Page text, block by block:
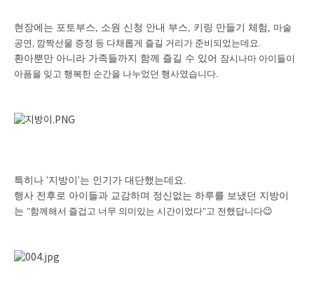
현장에는 포토부스, 소원 신청 안내 부스, 키링 만들기 체험, 마술
공연, 깜짝선물 증정 등 다채롭게 즐길 거리가 준비되었는데요.
환아뿐만 아니라 가족들까지 함께 즐길 수 있어 잠시나마 아이들이
아픔을 잊고 행복한 순간을 나누었던 행사였습니다.
특히나 '지방이'는 인기가 대단했는데요.
행사 전후로 아이들과 교감하며 정신없는 하루를 보냈던 지방이
는 "함께해서 즐겁고 너무 의미있는 시간이었다"고 전했답니다😉